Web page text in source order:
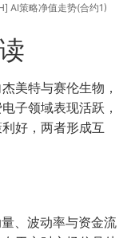
AI策略净值走势(合约1)
美特与赛伦生物，
子领域表现活跃，
好，两者形成互
、波动率与资金流